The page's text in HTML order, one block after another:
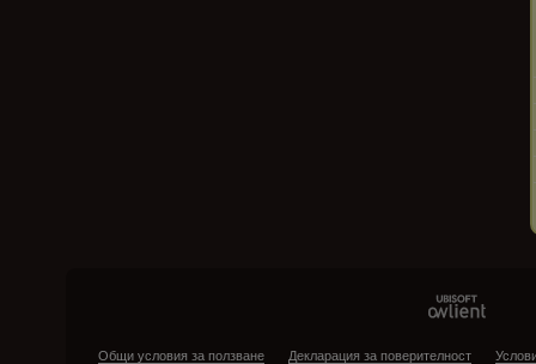
Общи условия за ползване Декларация за поверителност